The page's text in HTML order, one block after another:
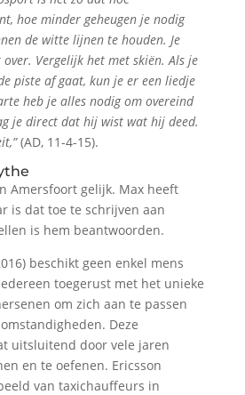
hoe minder geheugen je nodig
de witte lijnen te houden. Je
Vergelijk het met skiën. Als je
piste af gaat, kun je er een liedje
heb je alles nodig om overeind
je direct dat hij wist wat hij deed.
(AD, 11-4-15).
Amersfoort gelijk. Max heeft
is dat toe te schrijven aan
is hem beantwoorden.
beschikt geen enkel mens
toegerust met het unieke
om zich aan te passen
Deze
uitsluitend door vele jaren
en te oefenen. Ericsson
van taxichauffeurs in